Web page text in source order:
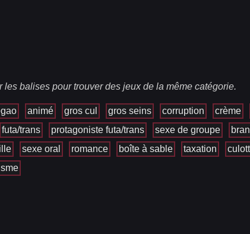
les balises pour trouver des jeux de la même catégorie.
animé gros cul gros seins corruption crème
futa/trans protagoniste futa/trans sexe de groupe
sexe oral romance boîte à sable taxation